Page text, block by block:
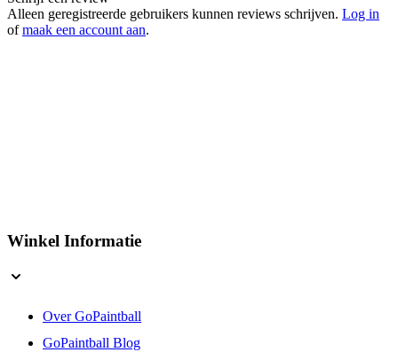
Alleen geregistreerde gebruikers kunnen reviews schrijven. Log in
ofmaak een account aan.
Winkel Informatie
Over GoPaintball
GoPaintball Blog